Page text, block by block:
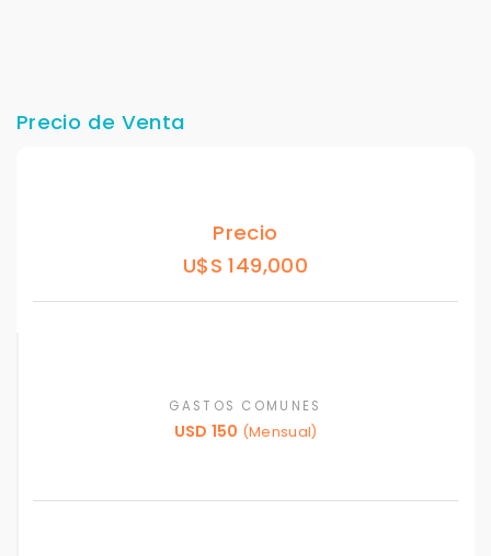
Precio de Venta
Precio
U$S 149,000
GASTOS COMUNES
USD 150 (Mensual)